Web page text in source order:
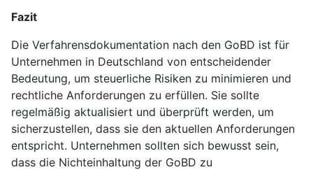
Fazit
Die Verfahrensdokumentation nach den GoBD ist für
Unternehmen in Deutschland von entscheidender
Bedeutung, um steuerliche Risiken zu minimieren und
rechtliche Anforderungen zu erfüllen. Sie sollte
regelmäßig aktualisiert und überprüft werden, um
sicherzustellen, dass sie den aktuellen Anforderungen
entspricht. Unternehmen sollten sich bewusst sein,
dass die Nichteinhaltung der GoBD zu